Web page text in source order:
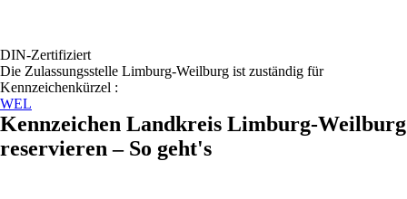
DIN-Zertifiziert
Die Zulassungsstelle Limburg-Weilburg ist zuständig für
Kennzeichenkürzel :
WEL
Kennzeichen Landkreis Limburg-Weilburg
reservieren – So geht's